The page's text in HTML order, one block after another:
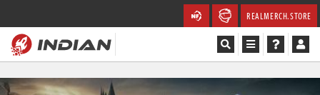
REALMERCH.STORE
Magazín